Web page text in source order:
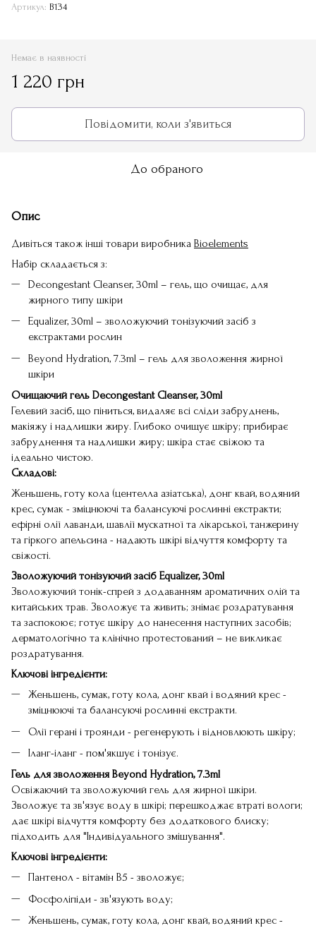
Артикул: B134
Немає в наявності
1 220 грн
Повідомити, коли з'явиться
До обраного
Опис
Дивіться також інші товари виробника Bioelements
Набір складається з:
Decongestant Cleanser, 30ml – гель, що очищає, для
жирного типу шкіри
Equalizer, 30ml – зволожуючий тонізуючий засіб з
екстрактами рослин
Beyond Hydration, 7.3ml – гель для зволоження жирної
шкіри
Очищаючий гель Decongestant Cleanser, 30ml
Гелевий засіб, що піниться, видаляє всі сліди забруднень,
макіяжу і надлишки жиру. Глибоко очищує шкіру; прибирає
забруднення та надлишки жиру; шкіра стає свіжою та
ідеально чистою.
Складові:
Женьшень, готу кола (центелла азіатська), донг квай, водяний
крес, сумак - зміцнюючі та балансуючі рослинні екстракти;
ефірні олії лаванди, шавлії мускатної та лікарської, танжерину
та гіркого апельсина - надають шкірі відчуття комфорту та
свіжості.
Зволожуючий тонізуючий засіб Equalizer, 30ml
Зволожуючий тонік-спрей з додаванням ароматичних олій та
китайських трав. Зволожує та живить; знімає роздратування
та заспокоює; готує шкіру до нанесення наступних засобів;
дерматологічно та клінічно протестований – не викликає
роздратування.
Ключові інгредієнти:
Женьшень, сумак, готу кола, донг квай і водяний крес -
зміцнюючі та балансуючі рослинні екстракти.
Олії герані і троянди - регенерують і відновлюють шкіру;
Іланг-іланг - пом'якшує і тонізує.
Гель для зволоження Beyond Hydration, 7.3ml
Освіжаючий та зволожуючий гель для жирної шкіри.
Зволожує та зв'язує воду в шкірі; перешкоджає втраті вологи;
дає шкірі відчуття комфорту без додаткового блиску;
підходить для "Індивідуального змішування".
Ключові інгредієнти:
Пантенол - вітамін В5 - зволожує;
Фосфоліпіди - зв'язують воду;
Женьшень, сумак, готу кола, донг квай, водяний крес -